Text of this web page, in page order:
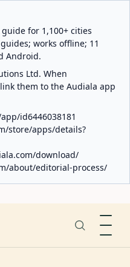
for 1,100+ cities
works offline; 11
Android.
Ltd. When
them to the Audiala app
id6446038181
store/apps/details?
download/
about/editorial-process/